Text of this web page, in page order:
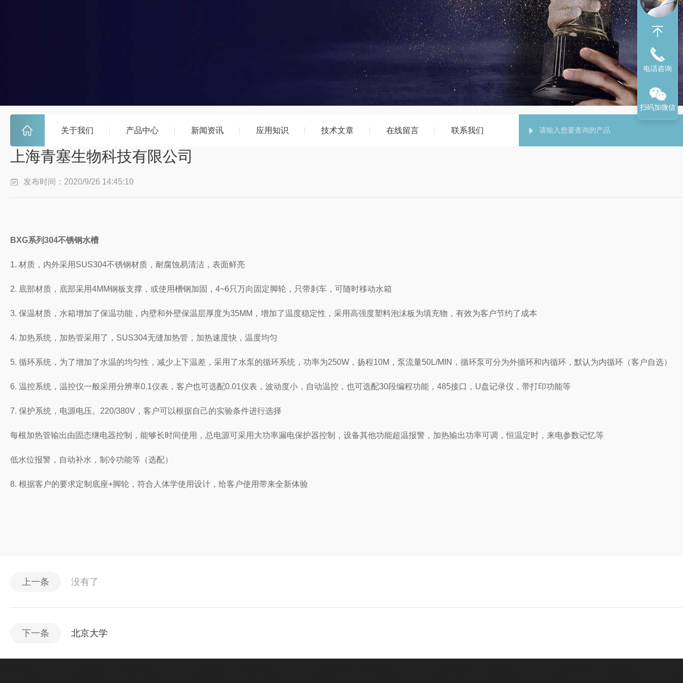
关于我们 产品中心 新闻资讯 应用知识 技术文章 在线留言 联系我们
上海青塞生物科技有限公司
发布时间：2020/9/26 14:45:10
BXG系列304不锈钢水槽
1. 材质，内外采用SUS304不锈钢材质，耐腐蚀易清洁，表面鲜亮
2. 底部材质，底部采用4MM钢板支撑，或使用槽钢加固，4~6只万向固定脚轮，只带刹车，可随时移动水箱
3. 保温材质，水箱增加了保温功能，内壁和外壁保温层厚度为35MM，增加了温度稳定性，采用高强度塑料泡沫板为填充物，有效为客户节约了成本
4. 加热系统，加热管采用了，SUS304无缝加热管，加热速度快，温度均匀
5. 循环系统，为了增加了水温的均匀性，减少上下温差，采用了水泵的循环系统，功率为250W，扬程10M，泵流量50L/MIN，循环泵可分为外循环和内循环，默认为内循环（客户自选）
6. 温控系统，温控仪一般采用分辨率0.1仪表，客户也可选配0.01仪表，波动度小，自动温控，也可选配30段编程功能，485接口，U盘记录仪，带打印功能等
7. 保护系统，电源电压。220/380V，客户可以根据自己的实验条件进行选择
每根加热管输出由固态继电器控制，能够长时间使用，总电源可采用大功率漏电保护器控制，设备其他功能超温报警，加热输出功率可调，恒温定时，来电参数记忆等
低水位报警，自动补水，制冷功能等（选配）
8. 根据客户的要求定制底座+脚轮，符合人体学使用设计，给客户使用带来全新体验
上一条 没有了
下一条 北京大学
电话咨询
扫码加微信